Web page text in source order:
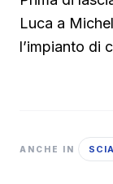
Luca a
l’impianto di
ANCHE IN